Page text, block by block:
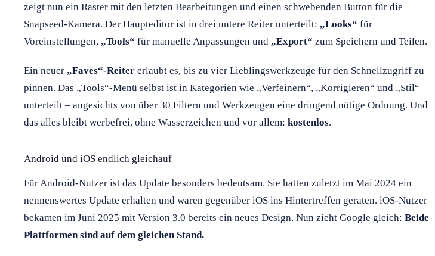
zeigt nun ein Raster mit den letzten Bearbeitungen und einen schwebenden Button für die
Snapseed-Kamera. Der Haupteditor ist in drei untere Reiter unterteilt: „Looks“ für
Voreinstellungen, „Tools“ für manuelle Anpassungen und „Export“ zum Speichern und Teilen.
Ein neuer „Faves“-Reiter erlaubt es, bis zu vier Lieblingswerkzeuge für den Schnellzugriff zu
pinnen. Das „Tools“-Menü selbst ist in Kategorien wie „Verfeinern“, „Korrigieren“ und „Stil“
unterteilt – angesichts von über 30 Filtern und Werkzeugen eine dringend nötige Ordnung. Und
das alles bleibt werbefrei, ohne Wasserzeichen und vor allem: kostenlos.
Android und iOS endlich gleichauf
Für Android-Nutzer ist das Update besonders bedeutsam. Sie hatten zuletzt im Mai 2024 ein
nennenswertes Update erhalten und waren gegenüber iOS ins Hintertreffen geraten. iOS-Nutzer
bekamen im Juni 2025 mit Version 3.0 bereits ein neues Design. Nun zieht Google gleich: Beide
Plattformen sind auf dem gleichen Stand.